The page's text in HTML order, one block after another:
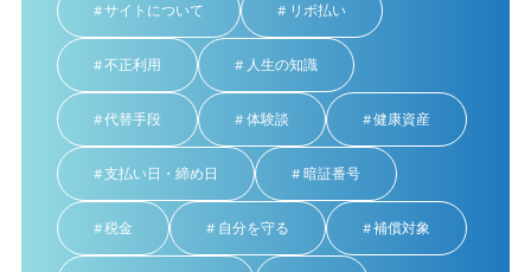
サイトについて リボ払い
不正利用 人生の知識
代替手段 体験談 健康資産
支払い日・締め日 暗証番号
税金 自分を守る 補償対象